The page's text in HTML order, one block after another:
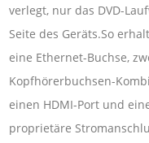
verlegt, nur das DVD-
Seite des Geräts.So
eine Ethernet-Buchse,
Kopfhörerbuchsen-
einen HDMI-Port und
proprietäre